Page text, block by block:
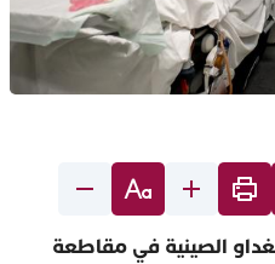
الصينية في مقاطعة